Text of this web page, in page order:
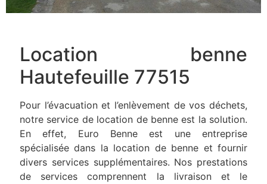
Location benne
Hautefeuille 77515
Pour l’évacuation et l’enlèvement de vos déchets,
notre service de location de benne est la solution.
En effet, Euro Benne est une entreprise
spécialisée dans la location de benne et fournir
divers services supplémentaires. Nos prestations
de services comprennent la livraison et le